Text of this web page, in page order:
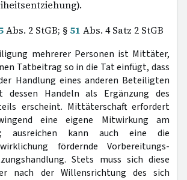
Abs. 2 StGB; § 51 Abs. 4 Satz 2 StGB
mehrerer Personen ist Mittäter,
Tatbeitrag so in die Tat einfügt, dass
Handlung eines anderen Beteiligten
dessen Handeln als Ergänzung des
erscheint. Mittäterschaft erfordert
eine eigene Mitwirkung am
ausreichen kann auch eine die
fördernde Vorbereitungs-
Stets muss sich diese
nach der Willensrichtung des sich